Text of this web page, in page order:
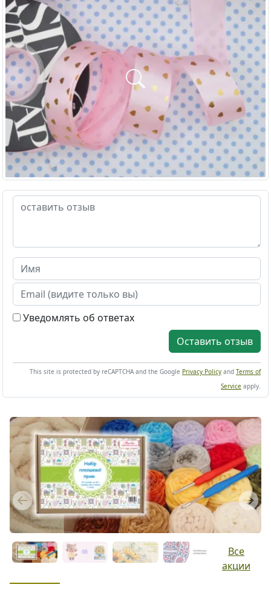
Уведомлять об ответах
Оставить отзыв
This site is protected by reCAPTCHA and the Google Privacy Policy and Terms of
Service apply.
Previous Next
Все
акции